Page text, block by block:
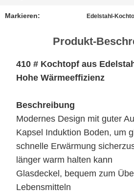
NACHRICHTEN
FÄLLE
Markieren: Edelstahl-
Produkt-
410 # Kochtopf aus
Hohe Wärmeeffizienz
Beschreibung
Modernes Design mit guter
Kapsel Induktion Boden, um
schnelle Erwärmung
länger warm halten kann
Glasdeckel, bequem zum
Lebensmitteln